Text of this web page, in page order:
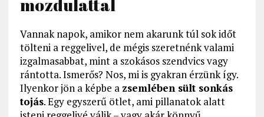
mozdulattal
Vannak napok, amikor nem akarunk túl sok időt
tölteni a reggelivel, de mégis szeretnénk valami
izgalmasabbat, mint a szokásos szendvics vagy
rántotta. Ismerős? Nos, mi is gyakran érzünk így.
Ilyenkor jön a képbe a zsemlében sült sonkás
tojás. Egy egyszerű ötlet, ami pillanatok alatt